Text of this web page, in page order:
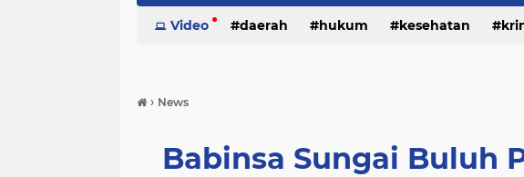
Video daerah hukum kesehatan
› News
Babinsa Sungai Buluh